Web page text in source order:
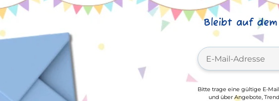
Bleibt auf
Bitte trage eine gültige E-
und über Angebote,